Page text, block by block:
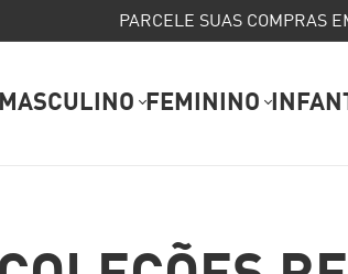
PARCELE SUAS COMPRAS
FEMININO